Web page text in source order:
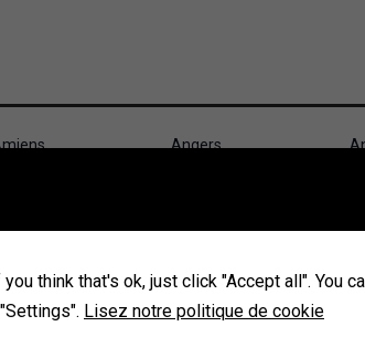
Angers
Marne
Créteil
think that's ok, just click "Accept all". You
Lisez notre politique de cookie